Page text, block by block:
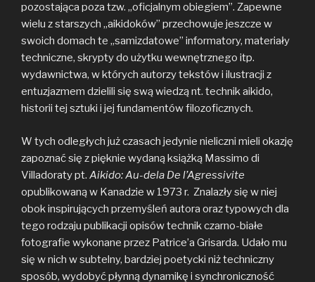
pozostająca poza tzw. „oficjalnym obiegiem”. Zapewne
wielu z starszych „aikidoków” przechowuje jeszcze w
swoich domach te „samizdatowe” informatory, materiały
techniczne, skrypty do użytku wewnętrznego itp.
wydawnictwa, w których autorzy tekstów i ilustracji z
entuzjazmem dzielili się swą wiedzą nt. technik aikido,
historii tej sztuki i jej fundamentów filozoficznych.
W tych odległych już czasach jedynie nieliczni mieli okazję
zapoznać się z pięknie wydaną książką Massimo di
Villadoraty pt. Aikido: Au-dela De l’Agressivite
opublikowaną w Kanadzie w 1973 r. Znalazły się w niej
obok inspirujących przemyśleń autora oraz typowych dla
tego rodzaju publikacji opisów technik czarno-białe
fotografie wykonane przez Patrice’a Grisarda. Udało mu
się w nich w subtelny, bardziej poetycki niż techniczny
sposób, wydobyć płynną dynamikę i synchroniczność